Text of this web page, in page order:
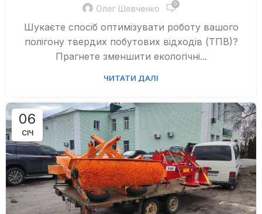
Олег Шевченко 0
Шукаєте спосіб оптимізувати роботу вашого
полігону твердих побутових відходів (ТПВ)?
Прагнете зменшити екологічні...
ЧИТАТИ ДАЛІ
06
СІЧ